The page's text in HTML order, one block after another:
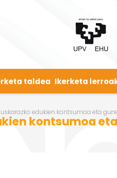
taldea Ikerketa
edukien kontsumoa eta
kontsumoa